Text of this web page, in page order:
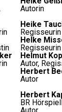
Autorin
Heike
Regisseurin
Helke
Regisseurin
Helmut
Autor,
Herbert
Autor
Herbert
BR